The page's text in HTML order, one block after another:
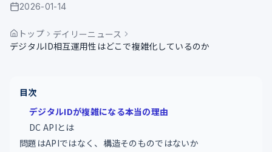
公開日
2026-01-14
トップ
デイリーニュース
デジタルID相互運用性はどこで複雑化しているのか
目次
デジタルIDが複雑になる本当の理由
DC APIとは
問題はAPIではなく、構造そのものではないか